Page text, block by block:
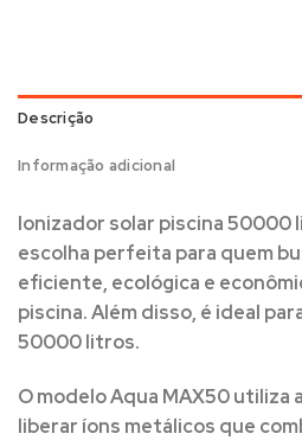
Descrição
Informação adicional
Ionizador solar piscina 50000
escolha perfeita para quem
eficiente, ecológica e
piscina. Além disso, é ideal
50000 litros.
O modelo Aqua MAX50 utiliza
liberar íons metálicos que